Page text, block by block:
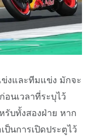
งและทีมแข่ง มักจะ
นเวลาที่ระบุไว้
รับทั้งสองฝ่าย หาก
ป็นการเปิดประตูไว้